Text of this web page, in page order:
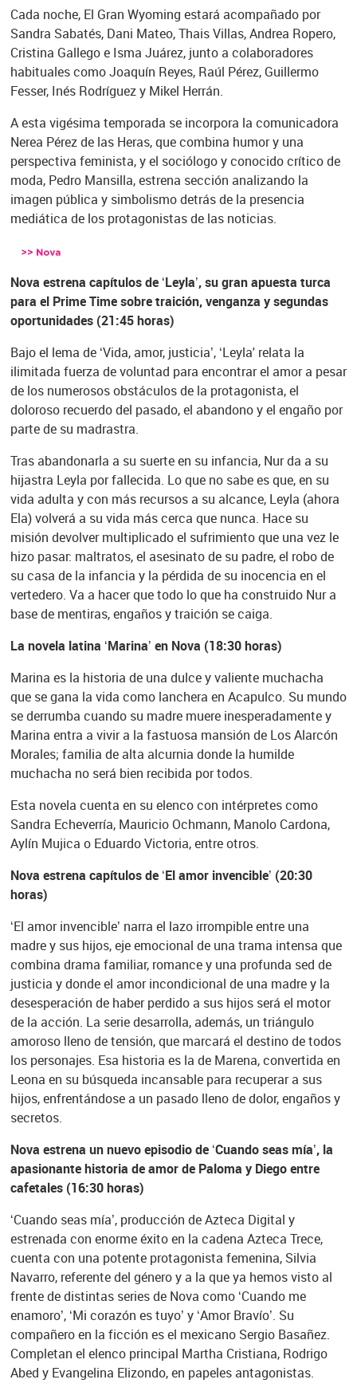
Cada noche, El Gran Wyoming estará acompañado por
Sandra Sabatés, Dani Mateo, Thais Villas, Andrea Ropero,
Cristina Gallego e Isma Juárez, junto a colaboradores
habituales como Joaquín Reyes, Raúl Pérez, Guillermo
Fesser, Inés Rodríguez y Mikel Herrán.
A esta vigésima temporada se incorpora la comunicadora
Nerea Pérez de las Heras, que combina humor y una
perspectiva feminista, y el sociólogo y conocido crítico de
moda, Pedro Mansilla, estrena sección analizando la
imagen pública y simbolismo detrás de la presencia
mediática de los protagonistas de las noticias.
Nova estrena capítulos de ‘Leyla’, su gran apuesta turca
para el Prime Time sobre traición, venganza y segundas
oportunidades (21:45 horas)
Bajo el lema de ‘Vida, amor, justicia’, ‘Leyla' relata la
ilimitada fuerza de voluntad para encontrar el amor a pesar
de los numerosos obstáculos de la protagonista, el
doloroso recuerdo del pasado, el abandono y el engaño por
parte de su madrastra.
Tras abandonarla a su suerte en su infancia, Nur da a su
hijastra Leyla por fallecida. Lo que no sabe es que, en su
vida adulta y con más recursos a su alcance, Leyla (ahora
Ela) volverá a su vida más cerca que nunca. Hace su
misión devolver multiplicado el sufrimiento que una vez le
hizo pasar: maltratos, el asesinato de su padre, el robo de
su casa de la infancia y la pérdida de su inocencia en el
vertedero. Va a hacer que todo lo que ha construido Nur a
base de mentiras, engaños y traición se caiga.
La novela latina ‘Marina’ en Nova (18:30 horas)
Marina es la historia de una dulce y valiente muchacha
que se gana la vida como lanchera en Acapulco. Su mundo
se derrumba cuando su madre muere inesperadamente y
Marina entra a vivir a la fastuosa mansión de Los Alarcón
Morales; familia de alta alcurnia donde la humilde
muchacha no será bien recibida por todos.
Esta novela cuenta en su elenco con intérpretes como
Sandra Echeverría, Mauricio Ochmann, Manolo Cardona,
Aylín Mujica o Eduardo Victoria, entre otros.
Nova estrena capítulos de ‘El amor invencible’ (20:30
horas)
‘El amor invencible’ narra el lazo irrompible entre una
madre y sus hijos, eje emocional de una trama intensa que
combina drama familiar, romance y una profunda sed de
justicia y donde el amor incondicional de una madre y la
desesperación de haber perdido a sus hijos será el motor
de la acción. La serie desarrolla, además, un triángulo
amoroso lleno de tensión, que marcará el destino de todos
los personajes. Esa historia es la de Marena, convertida en
Leona en su búsqueda incansable para recuperar a sus
hijos, enfrentándose a un pasado lleno de dolor, engaños y
secretos.
Nova estrena un nuevo episodio de ‘Cuando seas mía’, la
apasionante historia de amor de Paloma y Diego entre
cafetales (16:30 horas)
‘Cuando seas mía’, producción de Azteca Digital y
estrenada con enorme éxito en la cadena Azteca Trece,
cuenta con una potente protagonista femenina, Silvia
Navarro, referente del género y a la que ya hemos visto al
frente de distintas series de Nova como ‘Cuando me
enamoro’, ‘Mi corazón es tuyo’ y ‘Amor Bravío’. Su
compañero en la ficción es el mexicano Sergio Basañez.
Completan el elenco principal Martha Cristiana, Rodrigo
Abed y Evangelina Elizondo, en papeles antagonistas.